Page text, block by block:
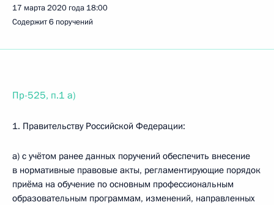
17 марта 2020 года 18:00
Содержит 6 поручений
Пр-525, п.1 а)
1. Правительству Российской Федерации:
а) с учётом ранее данных поручений обеспечить внесение
в нормативные правовые акты, регламентирующие порядок
приёма на обучение по основным профессиональным
образовательным программам, изменений, направленных